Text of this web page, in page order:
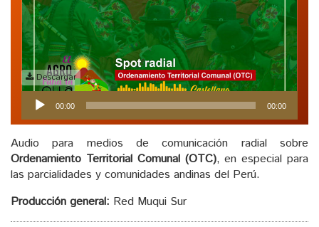
Descargar
Reproductor
de
audio
00:00 00:00
Audio para medios de comunicación radial sobre
Ordenamiento Territorial Comunal (OTC), en especial para
las parcialidades y comunidades andinas del Perú.
Producción general: Red Muqui Sur